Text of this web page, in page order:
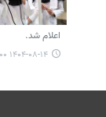
اعلام شد.
۱۴۰۴-۰۸-۱۴ ۱۳:۰۰